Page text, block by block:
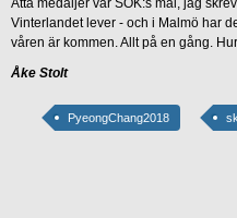
Åtta medaljer var SOK:s mål, jag
Vinterlandet lever - och i Malmö har
våren är kommen. Allt på en gång.
Åke Stolt
PyeongChang2018